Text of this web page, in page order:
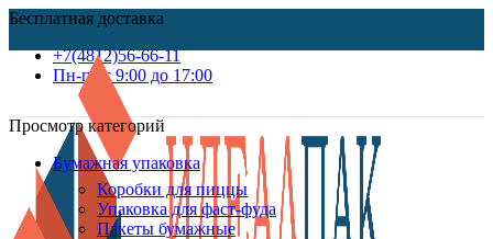
Бесплатная доставка
+7(4812)56-66-11
Пн-пт c 9:00 до 17:00
Просмотр категорий
Бумажная упаковка
Коробки для пиццы
Упаковка для фаст-фуда
Пакеты бумажные